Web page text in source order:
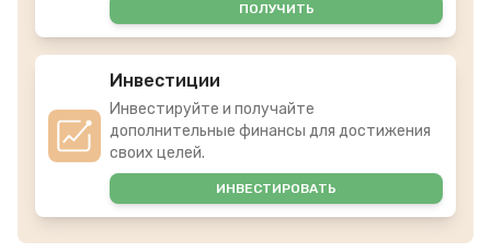
ПОЛУЧИТЬ
Инвестиции
Инвестируйте и получайте
дополнительные финансы для достижения
своих целей.
ИНВЕСТИРОВАТЬ